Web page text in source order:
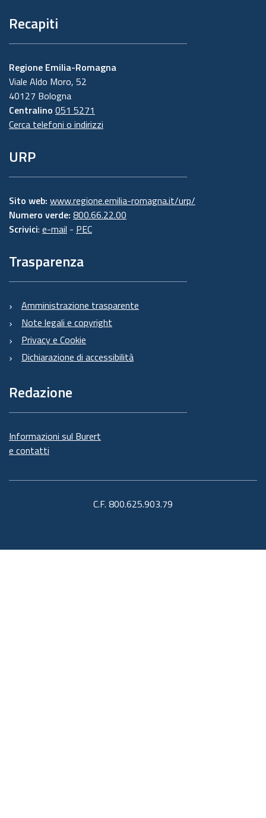
Recapiti
Regione Emilia-Romagna
Viale Aldo Moro, 52
40127 Bologna
Centralino 051 5271
Cerca telefoni o indirizzi
URP
Sito web: www.regione.emilia-romagna.it/urp/
Numero verde: 800.66.22.00
Scrivici: e-mail - PEC
Trasparenza
Amministrazione trasparente
Note legali e copyright
Privacy e Cookie
Dichiarazione di accessibilità
Redazione
Informazioni sul Burert
e contatti
C.F. 800.625.903.79